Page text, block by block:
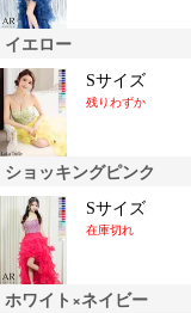
イエロー
Sサイズ
残りわずか
ショッキングピンク
Sサイズ
在庫切れ
ホワイト×ネイビー